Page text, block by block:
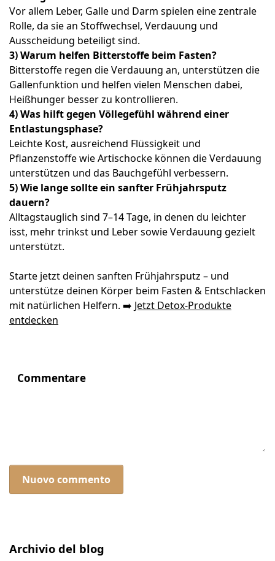
Vor allem Leber, Galle und Darm spielen eine zentrale
Rolle, da sie an Stoffwechsel, Verdauung und
Ausscheidung beteiligt sind.
3) Warum helfen Bitterstoffe beim Fasten?
Bitterstoffe regen die Verdauung an, unterstützen die
Gallenfunktion und helfen vielen Menschen dabei,
Heißhunger besser zu kontrollieren.
4) Was hilft gegen Völlegefühl während einer
Entlastungsphase?
Leichte Kost, ausreichend Flüssigkeit und
Pflanzenstoffe wie Artischocke können die Verdauung
unterstützen und das Bauchgefühl verbessern.
5) Wie lange sollte ein sanfter Frühjahrsputz
dauern?
Alltagstauglich sind 7–14 Tage, in denen du leichter
isst, mehr trinkst und Leber sowie Verdauung gezielt
unterstützt.
Starte jetzt deinen sanften Frühjahrsputz – und
unterstütze deinen Körper beim Fasten & Entschlacken
mit natürlichen Helfern. ➡️ Jetzt Detox-Produkte
entdecken
Commentare
Nuovo commento
Archivio del blog